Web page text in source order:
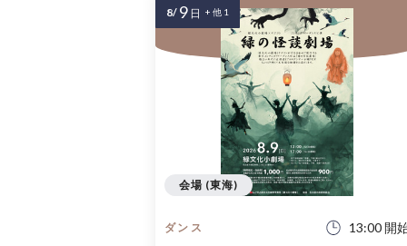
ダンス 13:00 開
会場 (東海)
8/ 9 日 + 他 1